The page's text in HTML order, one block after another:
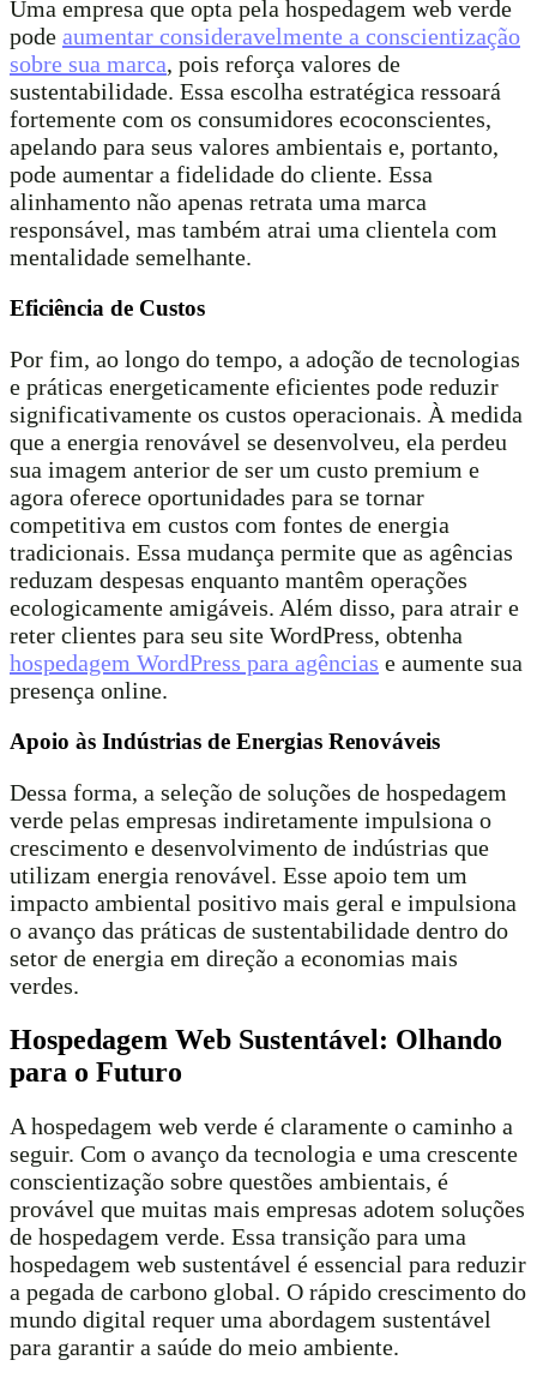
Uma empresa que opta pela hospedagem web verde
pode aumentar consideravelmente a conscientização
sobre sua marca, pois reforça valores de
sustentabilidade. Essa escolha estratégica ressoará
fortemente com os consumidores ecoconscientes,
apelando para seus valores ambientais e, portanto,
pode aumentar a fidelidade do cliente. Essa
alinhamento não apenas retrata uma marca
responsável, mas também atrai uma clientela com
mentalidade semelhante.
Eficiência de Custos
Por fim, ao longo do tempo, a adoção de tecnologias
e práticas energeticamente eficientes pode reduzir
significativamente os custos operacionais. À medida
que a energia renovável se desenvolveu, ela perdeu
sua imagem anterior de ser um custo premium e
agora oferece oportunidades para se tornar
competitiva em custos com fontes de energia
tradicionais. Essa mudança permite que as agências
reduzam despesas enquanto mantêm operações
ecologicamente amigáveis. Além disso, para atrair e
reter clientes para seu site WordPress, obtenha
hospedagem WordPress para agências e aumente sua
presença online.
Apoio às Indústrias de Energias Renováveis
Dessa forma, a seleção de soluções de hospedagem
verde pelas empresas indiretamente impulsiona o
crescimento e desenvolvimento de indústrias que
utilizam energia renovável. Esse apoio tem um
impacto ambiental positivo mais geral e impulsiona
o avanço das práticas de sustentabilidade dentro do
setor de energia em direção a economias mais
verdes.
Hospedagem Web Sustentável: Olhando
para o Futuro
A hospedagem web verde é claramente o caminho a
seguir. Com o avanço da tecnologia e uma crescente
conscientização sobre questões ambientais, é
provável que muitas mais empresas adotem soluções
de hospedagem verde. Essa transição para uma
hospedagem web sustentável é essencial para reduzir
a pegada de carbono global. O rápido crescimento do
mundo digital requer uma abordagem sustentável
para garantir a saúde do meio ambiente.